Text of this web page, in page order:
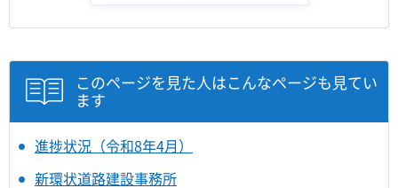
このページを見た人はこんなページも見てい
ます
進捗状況（令和8年4月）
新環状道路建設事務所